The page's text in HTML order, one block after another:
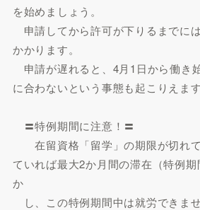
を始めましょう。
申請してから許可が下りるまでに
かかります。
申請が遅れると、4月1日から働き
に合わないという事態も起こりえます
〓特例期間に注意！〓
在留資格「留学」の期限が切れ
ていれば最大2か月間の滞在（特例
か
し、この特例期間中は就労できま